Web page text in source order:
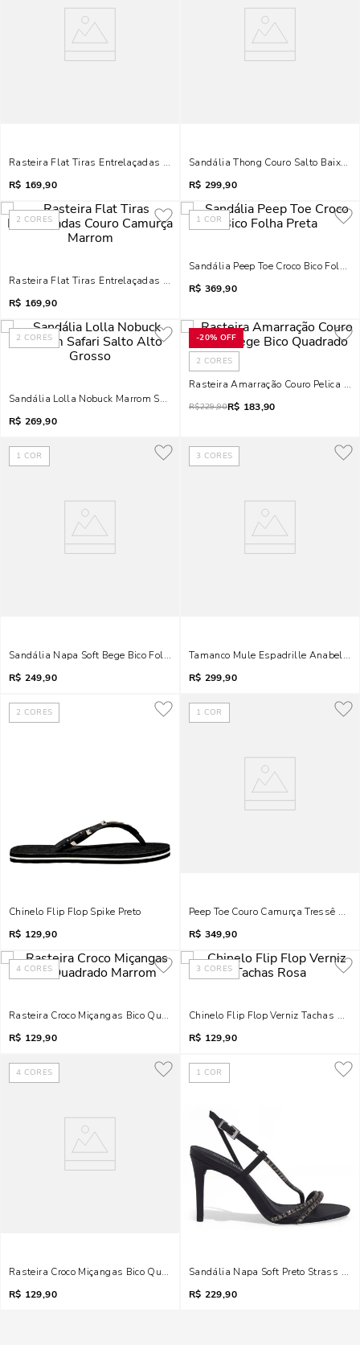
Rasteira Flat Tiras Entrelaçadas Couro Camurça Preta
R$ 169,90
Sandália Thong Couro Salto Baixo
R$ 299,90
2 CORES
Rasteira Flat Tiras Entrelaçadas Couro Camurça Marrom
R$ 169,90
1 COR
Sandália Peep Toe Croco Bico Folha
R$ 369,90
2 CORES
Sandália Lolla Nobuck Marrom Safari Salto Alto Grosso
R$ 269,90
-20% OFF
2 CORES
Rasteira Amarração Couro Pelica
R$229,90R$ 183,90
1 COR
Sandália Napa Soft Bege Bico Folha Salto Alto Fino
R$ 249,90
3 CORES
Tamanco Mule Espadrille Anabela
R$ 299,90
2 CORES
Chinelo Flip Flop Spike Preto
R$ 129,90
1 COR
Peep Toe Couro Camurça Tressê
R$ 349,90
4 CORES
Rasteira Croco Miçangas Bico Quadrado Marrom
R$ 129,90
3 CORES
Chinelo Flip Flop Verniz Tachas Rosa
R$ 129,90
4 CORES
Rasteira Croco Miçangas Bico Quadrado Preta
R$ 129,90
1 COR
Sandália Napa Soft Preto Strass
R$ 229,90